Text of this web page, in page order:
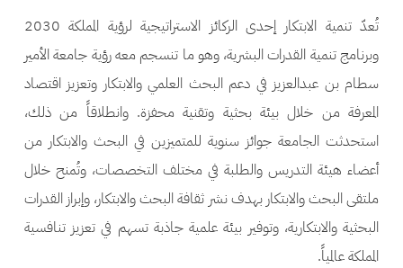
تُعدّ تنمية الابتكار إحدى الركائز الاستراتيجية لرؤية المملكة 2030
وبرنامج تنمية القدرات البشرية، وهو ما تنسجم معه رؤية جامعة الأمير
سطام بن عبدالعزيز في دعم البحث العلمي والابتكار وتعزيز اقتصاد
المعرفة من خلال بيئة بحثية وتقنية محفزة. وانطلاقاً من ذلك،
استحدثت الجامعة جوائز سنوية للمتميزين في البحث والابتكار من
أعضاء هيئة التدريس والطلبة في مختلف التخصصات، وتُمنح خلال
ملتقى البحث والابتكار بهدف نشر ثقافة البحث والابتكار، وإبراز القدرات
البحثية والابتكارية، وتوفير بيئة علمية جاذبة تسهم في تعزيز تنافسية
المملكة عالمياً.